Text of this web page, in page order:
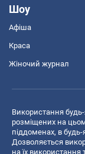
Шоу
Афіша
Краса
Жіночий журнал
Використання будь-
розміщених на
піддоменах, в
Дозволяється
на їх